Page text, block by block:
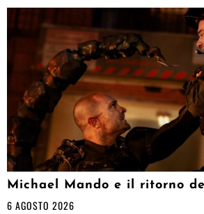
Michael Mando e il ritorno
6 AGOSTO 2026